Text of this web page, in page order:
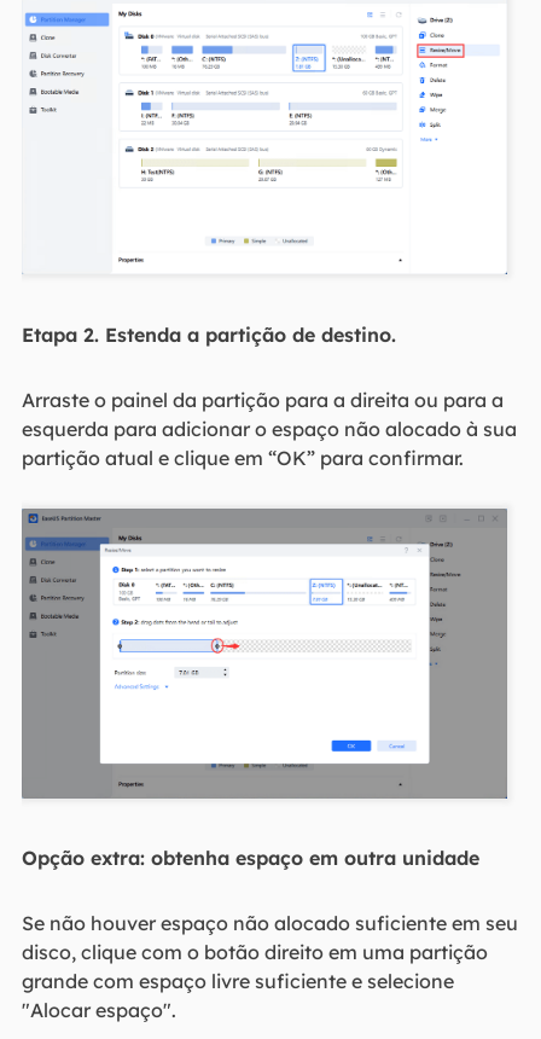
Etapa 2. Estenda a partição de destino.
Arraste o painel da partição para a direita ou para a
esquerda para adicionar o espaço não alocado à sua
partição atual e clique em “OK” para confirmar.
Opção extra: obtenha espaço em outra unidade
Se não houver espaço não alocado suficiente em seu
disco, clique com o botão direito em uma partição
grande com espaço livre suficiente e selecione
"Alocar espaço".